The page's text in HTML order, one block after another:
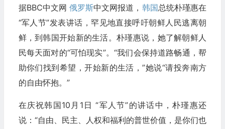
据BBC中文网俄罗斯中文网报道， 韩国总统朴瑾惠在
“军人节”发表讲话，罕见地直接呼吁朝鲜人民逃离朝
鲜，到韩国开始新的生活。朴瑾惠说，她了解朝鲜人
民每天面对的“可怕现实”。“我们会保持道路畅通，帮
助你们找到希望，开始新的生活，”她说“请投奔南方
的自由怀抱。”
在庆祝韩国10月1日 “军人节”的讲话中，朴瑾惠还
说：“自由、民主、人权和福利的普世价值，是你们也